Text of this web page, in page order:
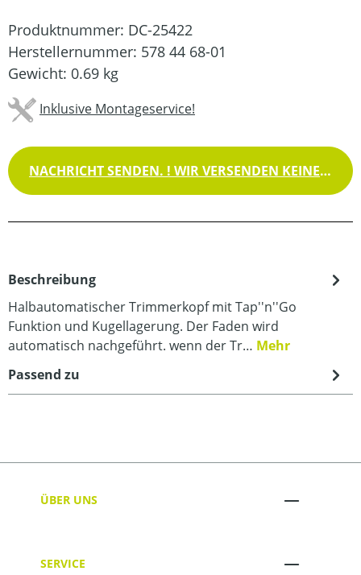
Produktnummer: DC-25422
Herstellernummer: 578 44 68-01
Gewicht: 0.69 kg
Inklusive Montageservice!
NACHRICHT SENDEN. ! WIR VERSENDEN KEINE WAREN !
Beschreibung
Halbautomatischer Trimmerkopf mit Tap''n''Go
Funktion und Kugellagerung. Der Faden wird
automatisch nachgeführt. wenn der Tr… Mehr
Passend zu
ÜBER UNS
SERVICE